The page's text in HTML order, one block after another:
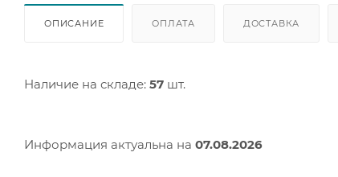
ОПИСАНИЕ ОПЛАТА ДОСТАВКА
Наличие на складе: 57 шт.
Информация актуальна на 07.08.2026